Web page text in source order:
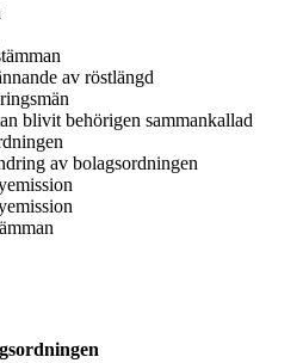
av röstlängd
blivit behörigen sammankallad
av bolagsordningen